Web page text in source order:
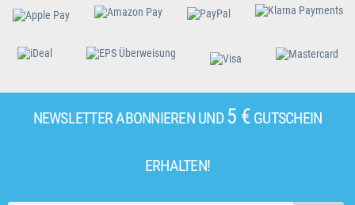
NEWSLETTER ABONNIEREN UND 5 €GUTSCHEIN
ERHALTEN!